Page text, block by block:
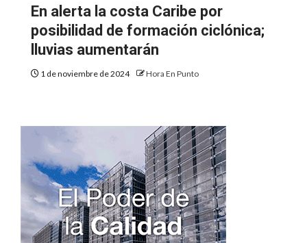
En alerta la costa Caribe por
posibilidad de formación ciclónica;
lluvias aumentarán
1 de noviembre de 2024 Hora En Punto